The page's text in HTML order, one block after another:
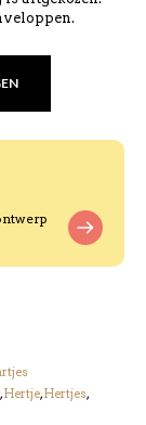
,Hertje,Hertjes,